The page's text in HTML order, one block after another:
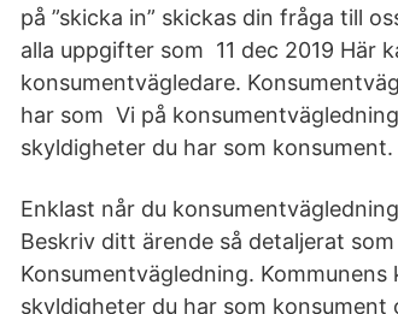
på ”skicka in” skickas din fråga till
alla uppgifter som 11 dec 2019 Här
konsumentvägledare.
har som Vi på
skyldigheter du har som konsument.
Enklast når du
Beskriv ditt ärende så detaljerat
Konsumentvägledning.
skyldigheter du har som